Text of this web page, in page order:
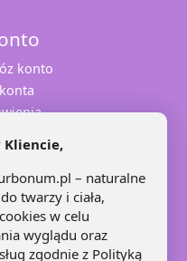
konto
22 25
639
Kliencie,
– naturalne
twarzy i ciała,
w celu
wyglądu oraz
zgodnie z Polityką